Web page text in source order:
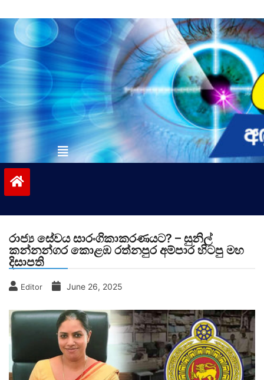
to
contentvinivida.lk
රාජ්‍ය සේවය සාරංගිකාකරණයට? – සුනිල්
කන්නන්ගර කොළඹ රත්නපුර අම්පාර හිටපු මහ
දිසාපති
Editor June 26, 2025